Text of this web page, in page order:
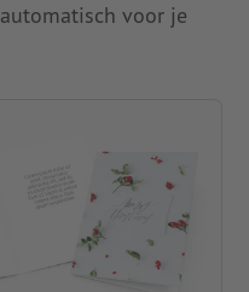
voor je